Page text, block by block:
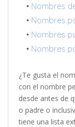
• Nombres
• Nombres
• Nombres
• Nombres
¿Te gusta el
con el nombre
desde antes de
o padre o
tiene una lista